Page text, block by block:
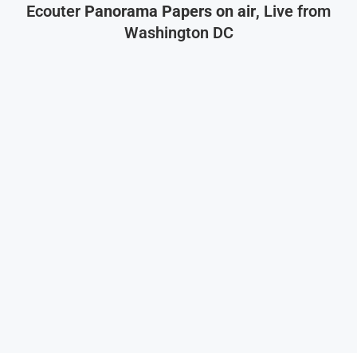
Ecouter Panorama Papers on air, Live from
Washington DC